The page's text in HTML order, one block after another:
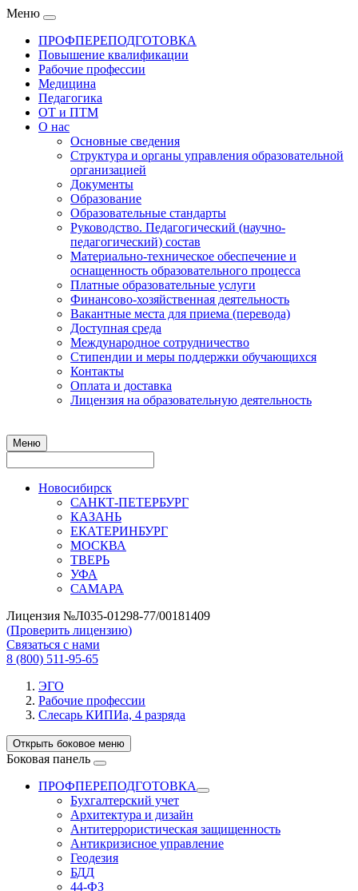
Меню
ПРОФПЕРЕПОДГОТОВКА
Повышение квалификации
Рабочие профессии
Медицина
Педагогика
ОТ и ПТМ
О нас
Основные сведения
Структура и органы управления образовательной
организацией
Документы
Образование
Образовательные стандарты
Руководство. Педагогический (научно-
педагогический) состав
Материально-техническое обеспечение и
оснащенность образовательного процесса
Платные образовательные услуги
Финансово-хозяйственная деятельность
Вакантные места для приема (перевода)
Доступная среда
Международное сотрудничество
Стипендии и меры поддержки обучающихся
Контакты
Оплата и доставка
Лицензия на образовательную деятельность
Меню
Новосибирск
САНКТ-ПЕТЕРБУРГ
КАЗАНЬ
ЕКАТЕРИНБУРГ
МОСКВА
ТВЕРЬ
УФА
САМАРА
Лицензия №Л035-01298-77/00181409
(Проверить лицензию)
Связаться с нами
8 (800) 511-95-65
ЭГО
Рабочие профессии
Слесарь КИПИа, 4 разряда
Открыть боковое меню
Боковая панель
ПРОФПЕРЕПОДГОТОВКА
Бухгалтерский учет
Архитектура и дизайн
Антитеррористическая защищенность
Антикризисное управление
Геодезия
БДД
44-ФЗ